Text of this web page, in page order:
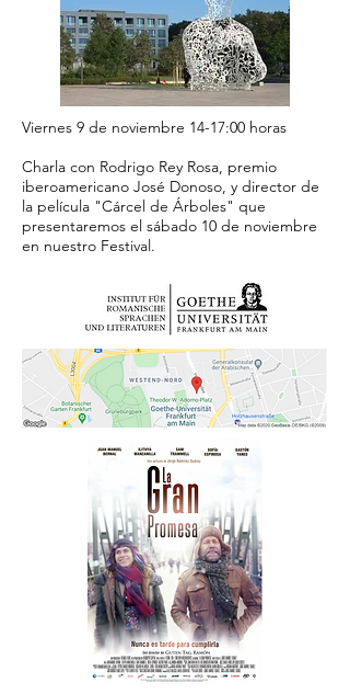
Viernes 9 de noviembre 14-17:00 horas
Charla con Rodrigo Rey Rosa, premio
iberoamericano José Donoso, y director de
la película "Cárcel de Árboles" que
presentaremos el sábado 10 de noviembre
en nuestro Festival.